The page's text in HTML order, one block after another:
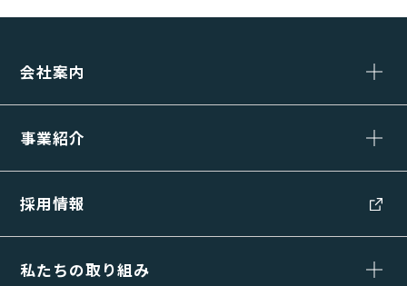
会社案内
事業紹介
採用情報
私たちの取り組み